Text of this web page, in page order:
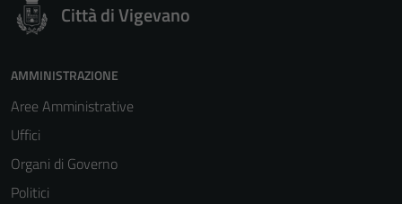
Città di Vigevano
AMMINISTRAZIONE
Aree Amministrative
Uffici
Organi di Governo
Politici